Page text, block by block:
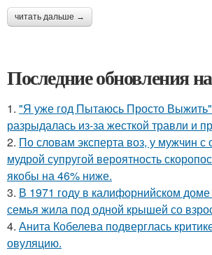
читать дальше →
Последние обновления
1. "Я уже год Пытаюсь Просто
разрыдалась из-за жесткой травли и
2. По словам эксперта воз, у мужчин с
мудрой супругой вероятность
якобы на 46% ниже.
3. В 1971 году в калифорнийском
семья жила под одной крышей со
4. Анита Кобелева подверглась
овуляцию.